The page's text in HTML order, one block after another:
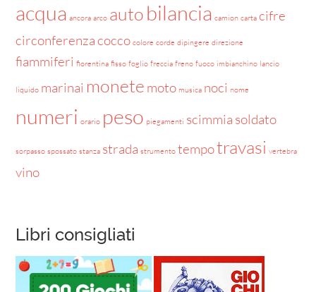
acqua ancora arco autobilancia camion carta cifre
circonferenzacocco colore corde dipingere direzione
fiammiferi fiorentina fisso foglio freccia freno fuoco imbianchino lancio
liquido marinai monete moto musica noci nome
numeri orario peso piegamenti scimmia soldato
sorpasso spossato stanza strada strumento tempotravasi vertebra
vino
Libri consigliati